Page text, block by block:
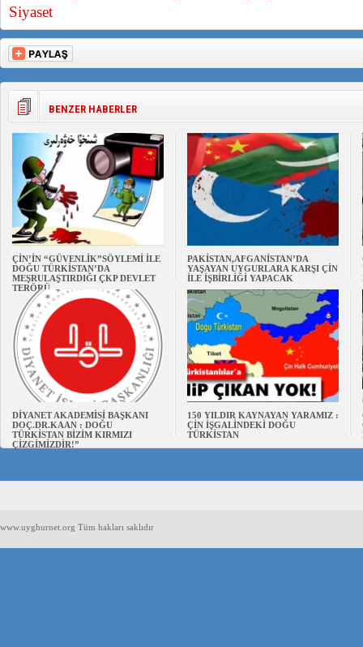
Siyaset
BENZER HABERLER
ÇİN’İN “GÜVENLİK”SÖYLEMİ İLE
DOĞU TÜRKİSTAN’DA
MEŞRULAŞTIRDIĞI ÇKP DEVLET
TERÖRÜ
PAKİSTAN,AFGANİSTAN’DA
YAŞAYAN UYGURLARA KARŞI ÇİN
İLE İŞBİRLİĞİ YAPACAK
DİYANET AKADEMİSİ BAŞKANI
DOÇ.DR.KAAN : DOĞU
TÜRKİSTAN BİZİM KIRMIZI
ÇİZGİMİZDİR!”
150 YILDIR KAYNAYAN YARAMIZ :
ÇİN İŞGALİNDEKİ DOĞU
TÜRKİSTAN
www.uyghurnet.org Tüm hakları saklıdır